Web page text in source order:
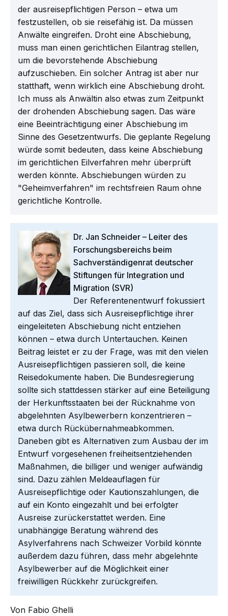
der ausreisepflichtigen Person – etwa um
festzustellen, ob sie reisefähig ist. Da müssen
Anwälte eingreifen. Droht eine Abschiebung,
muss man einen gerichtlichen Eilantrag stellen,
um die bevorstehende Abschiebung
aufzuschieben. Ein solcher Antrag ist aber nur
statthaft, wenn wirklich eine Abschiebung droht.
Ich muss als Anwältin also etwas zum Zeitpunkt
der drohenden Abschiebung sagen. Das wäre
eine Beeinträchtigung einer Abschiebung im
Sinne des Gesetzentwurfs. Die geplante Regelung
würde somit bedeuten, dass keine Abschiebung
im gerichtlichen Eilverfahren mehr überprüft
werden könnte. Abschiebungen würden zu
"Geheimverfahren" im rechtsfreien Raum ohne
gerichtliche Kontrolle.
Dr. Jan Schneider – Leiter des
Forschungsbereichs beim
Sachverständigenrat deutscher
Stiftungen für Integration und
Migration (SVR)
Der Referentenentwurf fokussiert
auf das Ziel, dass sich Ausreisepflichtige ihrer
eingeleiteten Abschiebung nicht entziehen
können – etwa durch Untertauchen. Keinen
Beitrag leistet er zu der Frage, was mit den vielen
Ausreisepflichtigen passieren soll, die keine
Reisedokumente haben. Die Bundesregierung
sollte sich stattdessen stärker auf eine Beteiligung
der Herkunftsstaaten bei der Rücknahme von
abgelehnten Asylbewerbern konzentrieren –
etwa durch Rückübernahmeabkommen.
Daneben gibt es Alternativen zum Ausbau der im
Entwurf vorgesehenen freiheitsentziehenden
Maßnahmen, die billiger und weniger aufwändig
sind. Dazu zählen Meldeauflagen für
Ausreisepflichtige oder Kautionszahlungen, die
auf ein Konto eingezahlt und bei erfolgter
Ausreise zurückerstattet werden. Eine
unabhängige Beratung während des
Asylverfahrens nach Schweizer Vorbild könnte
außerdem dazu führen, dass mehr abgelehnte
Asylbewerber auf die Möglichkeit einer
freiwilligen Rückkehr zurückgreifen.
Von Fabio Ghelli